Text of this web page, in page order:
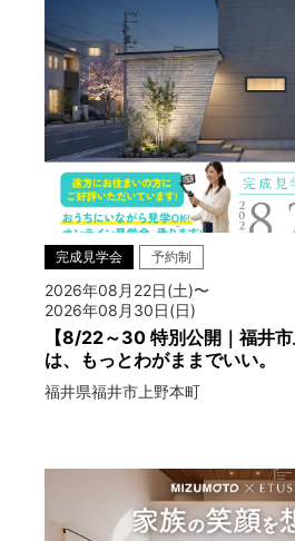
完成見学会 予約制
2026年08月22日(土)〜
2026年08月30日(日)
【8/22～30 特別公開｜福井
は、もっとわがままでいい。
福井県福井市上野本町